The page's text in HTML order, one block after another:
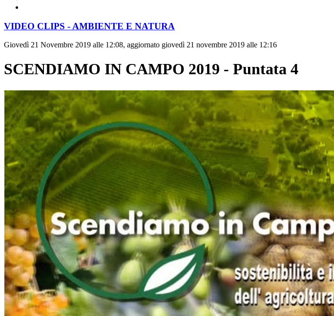
VIDEO CLIPS - AMBIENTE E NATURA
Giovedì 21 Novembre 2019 alle 12:08, aggiornato giovedì 21 novembre 2019 alle 12:16
SCENDIAMO IN CAMPO 2019 - Puntata 4